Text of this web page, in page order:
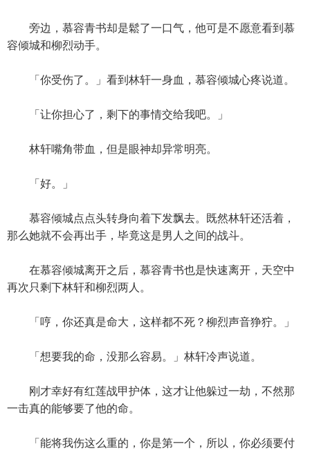
旁边，慕容青书却是鬆了一口气，他可是不愿意看到慕
容倾城和柳烈动手。
「你受伤了。」看到林轩一身血，慕容倾城心疼说道。
「让你担心了，剩下的事情交给我吧。」
林轩嘴角带血，但是眼神却异常明亮。
「好。」
慕容倾城点点头转身向着下发飘去。既然林轩还活着，
那么她就不会再出手，毕竟这是男人之间的战斗。
在慕容倾城离开之后，慕容青书也是快速离开，天空中
再次只剩下林轩和柳烈两人。
「哼，你还真是命大，这样都不死？柳烈声音狰狞。」
「想要我的命，没那么容易。」林轩冷声说道。
刚才幸好有红莲战甲护体，这才让他躲过一劫，不然那
一击真的能够要了他的命。
「能将我伤这么重的，你是第一个，所以，你必须要付